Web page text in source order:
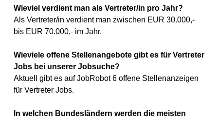
Wieviel verdient man als Vertreter/in pro Jahr?
Als Vertreter/in verdient man zwischen EUR 30.000,-
bis EUR 70.000,- im Jahr.
Wieviele offene Stellenangebote gibt es für Vertreter
Jobs bei unserer Jobsuche?
Aktuell gibt es auf JobRobot 6 offene Stellenanzeigen
für Vertreter Jobs.
In welchen Bundesländern werden die meisten